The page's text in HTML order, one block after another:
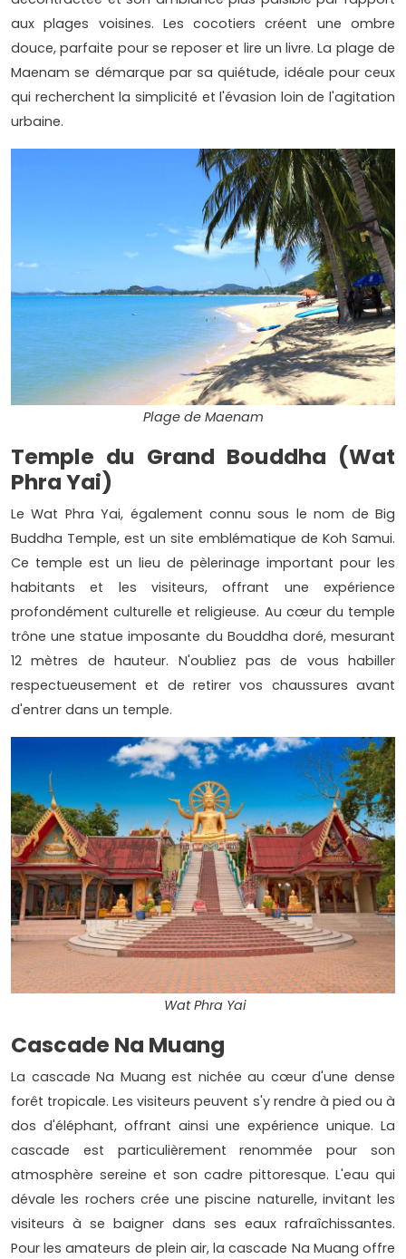
aux plages voisines. Les cocotiers créent une ombre
douce, parfaite pour se reposer et lire un livre. La plage de
Maenam se démarque par sa quiétude, idéale pour ceux
qui recherchent la simplicité et l'évasion loin de l'agitation
urbaine.
Plage de Maenam
Temple du Grand Bouddha (Wat
Phra Yai)
Le Wat Phra Yai, également connu sous le nom de Big
Buddha Temple, est un site emblématique de Koh Samui.
Ce temple est un lieu de pèlerinage important pour les
habitants et les visiteurs, offrant une expérience
profondément culturelle et religieuse. Au cœur du temple
trône une statue imposante du Bouddha doré, mesurant
12 mètres de hauteur. N'oubliez pas de vous habiller
respectueusement et de retirer vos chaussures avant
d'entrer dans un temple.
Wat Phra Yai
Cascade Na Muang
La cascade Na Muang est nichée au cœur d'une dense
forêt tropicale. Les visiteurs peuvent s'y rendre à pied ou à
dos d'éléphant, offrant ainsi une expérience unique. La
cascade est particulièrement renommée pour son
atmosphère sereine et son cadre pittoresque. L'eau qui
dévale les rochers crée une piscine naturelle, invitant les
visiteurs à se baigner dans ses eaux rafraîchissantes.
Pour les amateurs de plein air, la cascade Na Muang offre